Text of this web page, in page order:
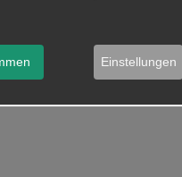
Einstellungen